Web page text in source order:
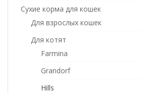
Сухие корма для кошек
Для взрослых кошек
Для котят
Farmina
Grandorf
Hills